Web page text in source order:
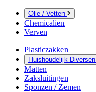
Olie / Vetten
Chemicalien
Verven
Plasticzakken
Huishoudelijk Diversen
Matten
Zaksluitingen
Sponzen / Zemen